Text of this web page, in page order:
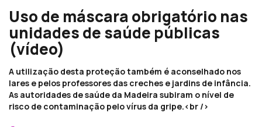
Uso de máscara obrigatório nas
unidades de saúde públicas
(vídeo)
A utilização desta proteção também é aconselhado nos
lares e pelos professores das creches e jardins de infância.
As autoridades de saúde da Madeira subiram o nível de
risco de contaminação pelo vírus da gripe.<br />